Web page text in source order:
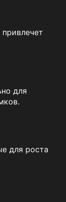
для
для роста